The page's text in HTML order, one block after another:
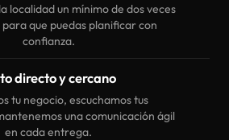
localidad un mínimo de dos veces
que puedas planificar con
confianza.
directo y cercano
tu negocio, escuchamos tus
una comunicación ágil
en cada entrega.